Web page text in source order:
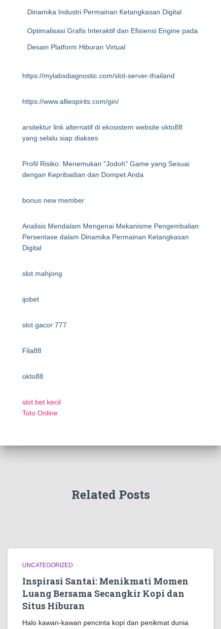
Dinamika Industri Permainan Ketangkasan Digital
Optimalisasi Grafis Interaktif dan Efisiensi Engine pada
Desain Platform Hiburan Virtual
https://mylabsdiagnostic.com/slot-server-thailand
https://www.alliespirits.com/gin/
arsitektur link alternatif di ekosistem website okto88
yang selalu siap diakses
Profil Risiko: Menemukan "Jodoh" Game yang Sesuai
dengan Kepribadian dan Dompet Anda
bonus new member
Analisis Mendalam Mengenai Mekanisme Pengembalian
Persentase dalam Dinamika Permainan Ketangkasan
Digital
slot mahjong
ijobet
slot gacor 777
Fila88
okto88
slot bet kecil
Toto Online
Related Posts
UNCATEGORIZED
Inspirasi Santai: Menikmati Momen
Luang Bersama Secangkir Kopi dan
Situs Hiburan
Halo kawan-kawan pencinta kopi dan penikmat dunia